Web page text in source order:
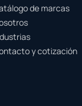
de marcas
y cotización